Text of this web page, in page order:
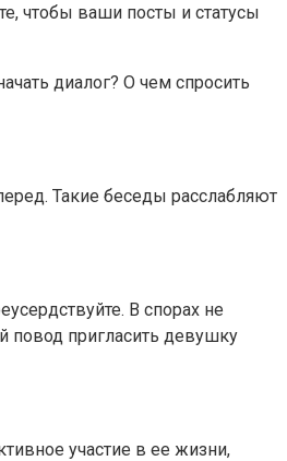
чтобы ваши посты и статусы
диалог? О чем спросить
Такие беседы расслабляют
В спорах не
повод пригласить девушку
участие в ее жизни,